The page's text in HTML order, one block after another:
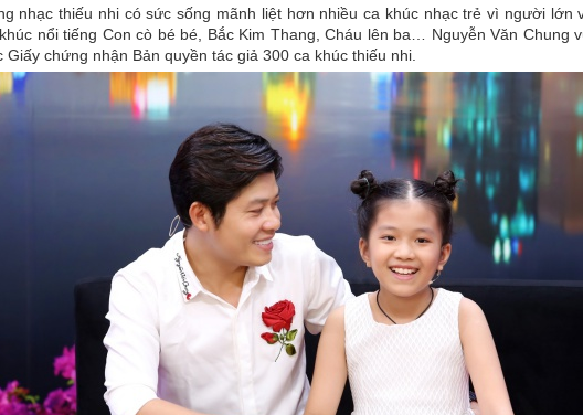
nhạc thiếu nhi có sức sống mãnh liệt hơn nhiều ca khúc nhạc trẻ vì người lớn
nổi tiếng Con cò bé bé, Bắc Kim Thang, Cháu lên ba… Nguyễn Văn Chung
Giấy chứng nhận Bản quyền tác giả 300 ca khúc thiếu nhi.